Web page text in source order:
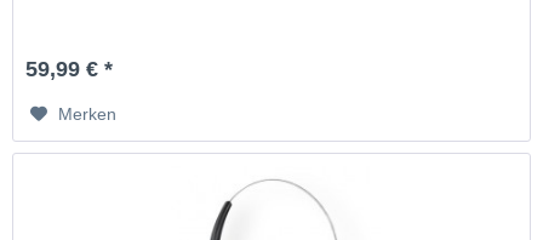
59,99 € *
Merken